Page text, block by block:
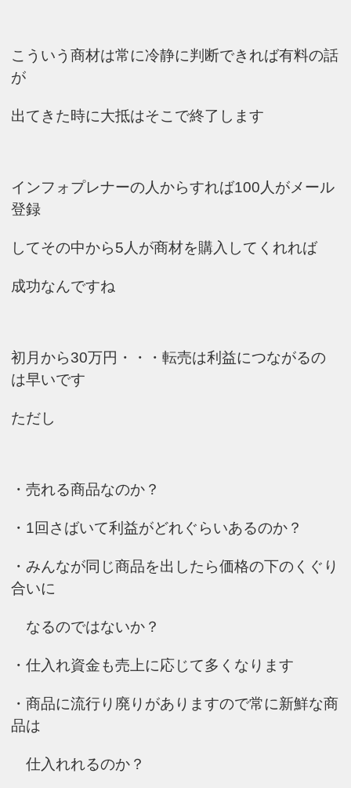
こういう商材は常に冷静に判断できれば有料の話
が
出てきた時に大抵はそこで終了します
インフォプレナーの人からすれば100人がメール
登録
してその中から5人が商材を購入 してくれれば
成功なんですね
初月から30万円・・・転売は利益につながるの
は早いです
ただし
・売れる商品なのか？
・1回さばいて利益がどれぐらいあるのか？
・みんなが同じ商品を出したら価格の下のくぐり
合いに
なるのではないか？
・仕入れ資金も売上に応じて多くなります
・商品に流行り廃りがありますので常に新鮮な商
品は
仕入れれるのか？